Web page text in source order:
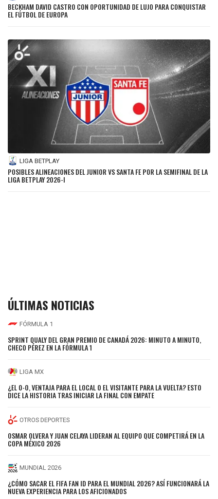
BECKHAM DAVID CASTRO CON OPORTUNIDAD DE LUJO PARA CONQUISTAR
EL FÚTBOL DE EUROPA
LIGA BETPLAY
POSIBLES ALINEACIONES DEL JUNIOR VS SANTA FE POR LA SEMIFINAL DE LA
LIGA BETPLAY 2026-I
ÚLTIMAS NOTICIAS
FÓRMULA 1
SPRINT QUALY DEL GRAN PREMIO DE CANADÁ 2026: MINUTO A MINUTO,
CHECO PÉREZ EN LA FÓRMULA 1
LIGA MX
¿EL 0-0, VENTAJA PARA EL LOCAL O EL VISITANTE PARA LA VUELTA? ESTO
DICE LA HISTORIA TRAS INICIAR LA FINAL CON EMPATE
OTROS DEPORTES
OSMAR OLVERA Y JUAN CELAYA LIDERAN AL EQUIPO QUE COMPETIRÁ EN LA
COPA MÉXICO 2026
MUNDIAL 2026
¿CÓMO SACAR EL FIFA FAN ID PARA EL MUNDIAL 2026? ASÍ FUNCIONARÁ LA
NUEVA EXPERIENCIA PARA LOS AFICIONADOS